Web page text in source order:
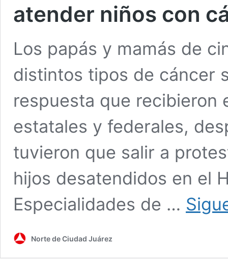
atender niños con
Los papás y mamás de
distintos tipos de cáncer
respuesta que recibieron
estatales y federales,
tuvieron que salir a
hijos desatendidos en el
Especialidades de …
Norte de Ciudad Juárez